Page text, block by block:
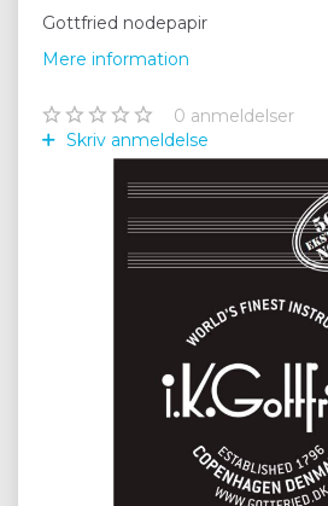
Gottfried nodepapir
Mere information
0 anmeldelser
Skriv anmeldelse